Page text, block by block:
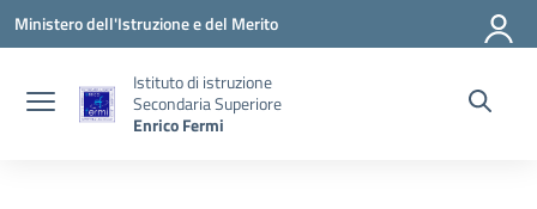
Vai ai contenuti
Vai al menu di navigazione
Vai al footer
Ministero dell'Istruzione e del Merito
Istituto di istruzione
Secondaria Superiore
Enrico Fermi